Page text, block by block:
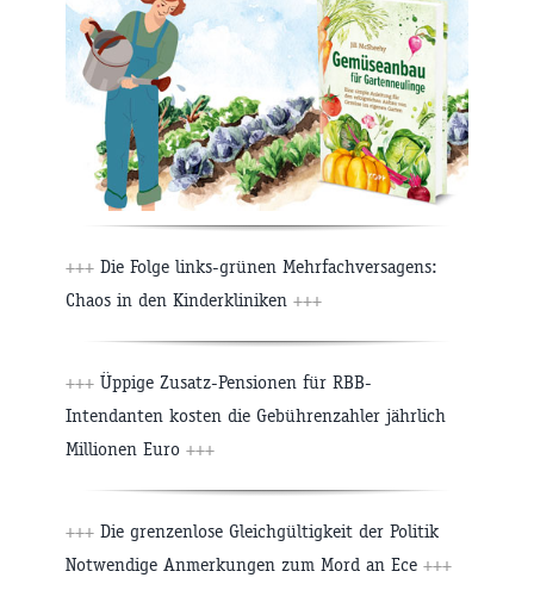
+++ Die Folge links-grünen Mehrfachversagens:
Chaos in den Kinderkliniken +++
+++ Üppige Zusatz-Pensionen für RBB-
Intendanten kosten die Gebührenzahler jährlich
Millionen Euro +++
+++ Die grenzenlose Gleichgültigkeit der Politik
Notwendige Anmerkungen zum Mord an Ece +++